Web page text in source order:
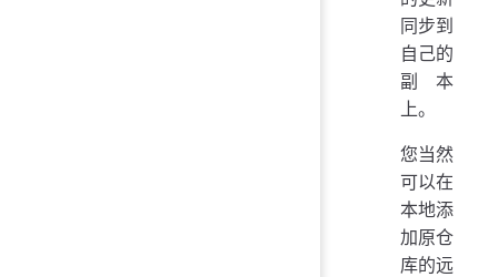
同步到
自己的
副本
上。
您当然
可以在
本地添
加原仓
库的远